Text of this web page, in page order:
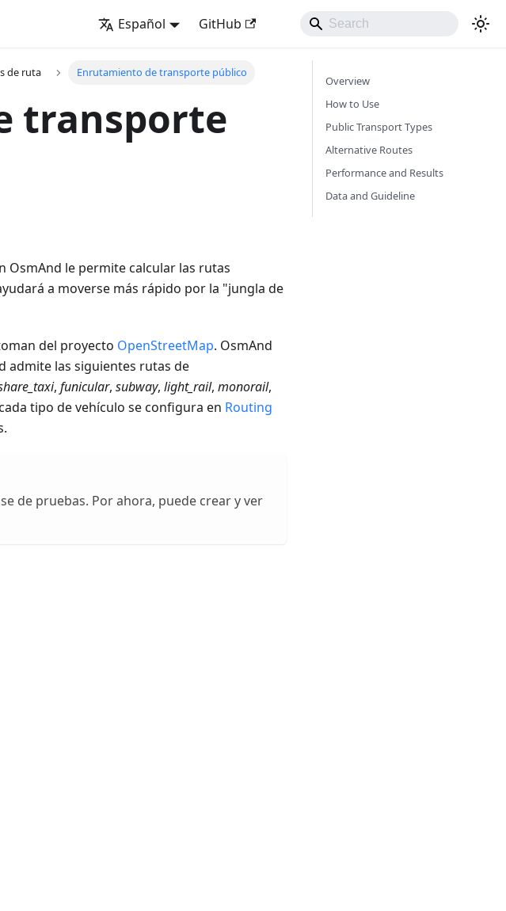
Español GitHub
de ruta Enrutamiento de transporte público
transporte
OsmAnd le permite calcular las rutas
a moverse más rápido por la "jungla de
del proyecto OpenStreetMap. OsmAnd
admite las siguientes rutas de
, funicular, subway, light_rail, monorail,
tipo de vehículo se configura en Routing
de pruebas. Por ahora, puede crear y ver
Overview
How to Use
Public Transport Types
Alternative Routes
Performance and Results
Data and Guideline